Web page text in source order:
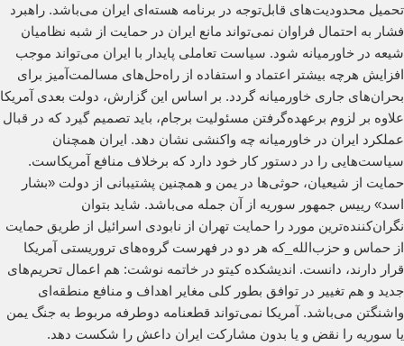
تحمیل محدودیت‌های قابل‌توجه در برنامه هسته‌ای ایران می‌باشد. راهبرد
فشار به احتمال فراوان نمی‌تواند مانع ایران در حمایت از شبه نظامیان
شیعه در خاورمیانه شود. سیاست تعاملی پایدار با ایران می‌تواند موجب
افزایش هرچه بیشتر اعتماد و استفاده از راه‌حل‌های مسالمت‌آمیز برای
بحران‌های جاری خاورمیانه گردد. بر اساس این گزارش، دولت بعدی آمریکا
علاوه بر لزوم برعهده‌گرفتن مسئولیت برجام، باید تصمیم گیرد که در قبال
عملکرد ایران در خاورمیانه چه واکنشی نشان دهد. ایران همچنان
سیاست‌هایی را در دستور کار خود دارد که برخلاف منافع آمریکاست.
حمایت از شیعیان، حوثی‌ها در یمن و همچنین پشتیبانی‌ از دولت «بشار
اسد» رییس جمهور سوریه از آن جمله می‌باشد. شاید بتوان
نگران‌کننده‌ترین مورد را حمایت تهران از نابودی اسرائیل از طریق حمایت
از حماس و حزب‌الله_که هر دو در فهرست گروه‌های تروریستی آمریکا
قرار دارند، دانست. اندیشکده کیتو در خاتمه نوشت: هم اعمال تحریم‌های
جدید و هم تغییر در توافق بطور کلی مغایر اهداف و منافع منطقه‌ای
واشنگتن می‌باشد. آمریکا نمی‌تواند قطعنامه دوطرفه مربوط به جنگ یمن
یا سوریه را نقض و یا بدون مشارکت ایران داعش را شکست دهد.